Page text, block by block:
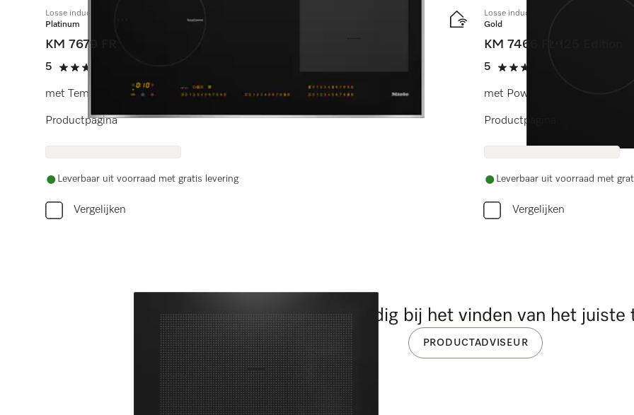
Losse inductiekookplaat
Platinum
KM 7679 FR
5
5 sterren van de 5
met TempControl voor perfecte braadresultaten
Productpagina
Leverbaar uit voorraad met gratis levering
Vergelijken
Losse inductiekookplaat
Gold
KM 7466 FL 125 Edition
5
5 sterren van de 5
met PowerFlex-kookvlak voor
Productpagina
Leverbaar uit voorraad met
Vergelijken
Hebt u hulp nodig bij het vinden van het juiste
PRODUCTADVISEUR